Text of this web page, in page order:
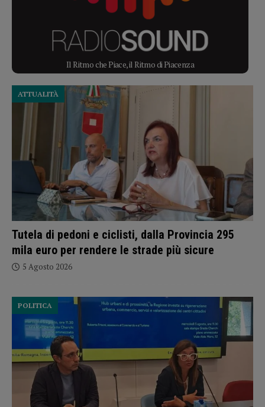
Il Ritmo che Piace, il Ritmo di Piacenza
Tutela di pedoni e ciclisti, dalla Provincia 295
mila euro per rendere le strade più sicure
ATTUALITÀ
5 Agosto 2026
POLITICA